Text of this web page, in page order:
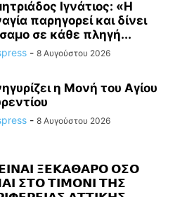
Ιγνάτιος: «Η
παρηγορεί και δίνει
σε κάθε πληγή...
- 8 Αυγούστου 2026
η Μονή του Αγίου
- 8 Αυγούστου 2026
𝝣𝝚𝝟𝝖𝝝𝝖𝝦𝝤 𝝤𝝨𝝤
𝝨𝝩𝝤 𝝩𝝞𝝡𝝤𝝢𝝞 𝝩𝝜𝝨